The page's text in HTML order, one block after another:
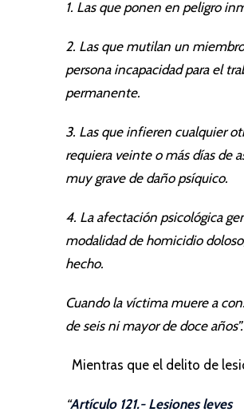
1. Las que ponen en peligro
2. Las que mutilan un
persona incapacidad para el
permanente.
3. Las que infieren cualquier
requiera veinte o más días de
muy grave de daño psíquico.
4. La afectación psicológica
modalidad de homicidio
hecho.
Cuando la víctima muere a
de seis ni mayor de doce años”.
Mientras que el delito de
“Artículo 121.- Lesiones leves